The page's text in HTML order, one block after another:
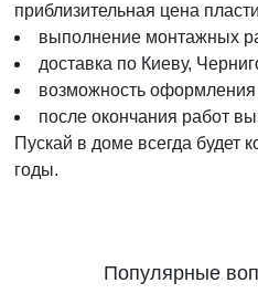
приблизительная цена
выполнение монтажных
доставка по Киеву,
возможность оформления
после окончания работ
Пускай в доме всегда будет
годы.
Популярные